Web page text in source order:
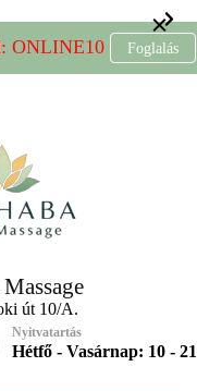
ONLINE10
Foglalás
út 10/A.
Nyitvatartás
Hétfő - Vasárnap: 10 - 21